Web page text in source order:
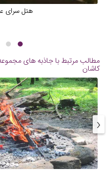
‌هتل سرای
مطالب مرتبط با جاذبه های
کاشان
‹